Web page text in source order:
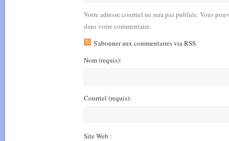
Votre adresse courriel ne sera pas publiée. Vous
dans votre commentaire.
S'abonner aux commentaires via RSS
Nom(requis):
Courriel (requis):
Site Web :